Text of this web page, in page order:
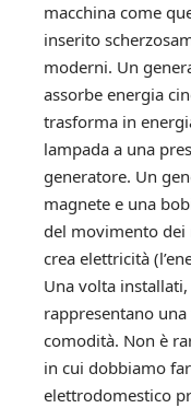
macchina come
inserito
moderni. Un
assorbe energia
trasforma in
lampada a una
generatore. Un
magnete e una
del movimento dei
crea elettricità
Una volta
rappresentano
comodità. Non è
in cui dobbiamo
elettrodomestico